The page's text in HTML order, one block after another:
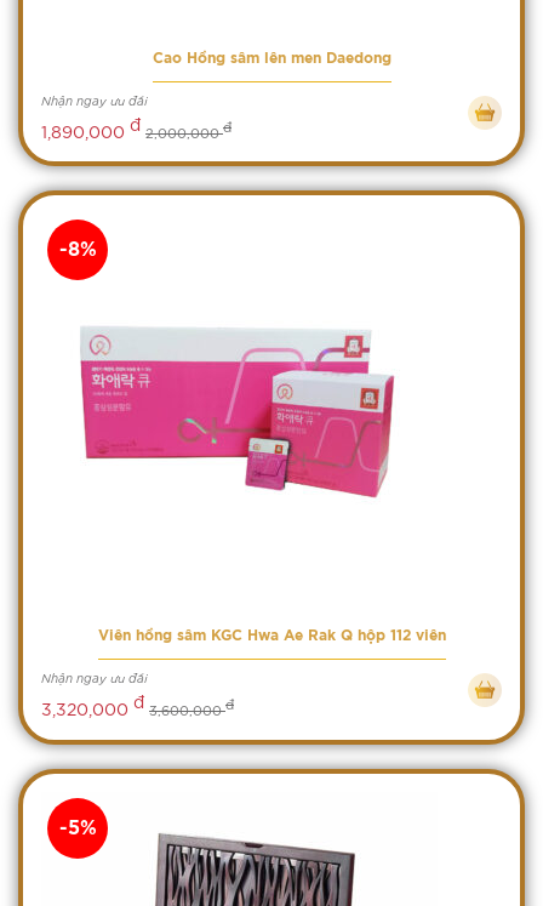
Cao Hồng sâm lên men Daedong
Nhận ngay ưu đãi
1,890,000 đ 2,000,000đ
Viên hồng sâm KGC Hwa Ae Rak Q hộp 112 viên
Nhận ngay ưu đãi
3,320,000 đ 3,600,000đ
-8%
-5%